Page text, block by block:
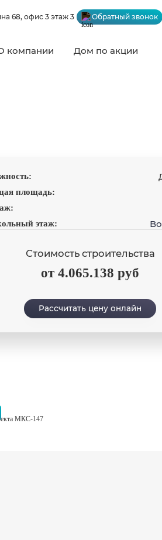
68, офис 3 этаж 3 Обратный звонок
компании Дом по акции
площадь:
этаж:
Стоимость строительства
от 4.065.138 руб
Рассчитать цену онлайн